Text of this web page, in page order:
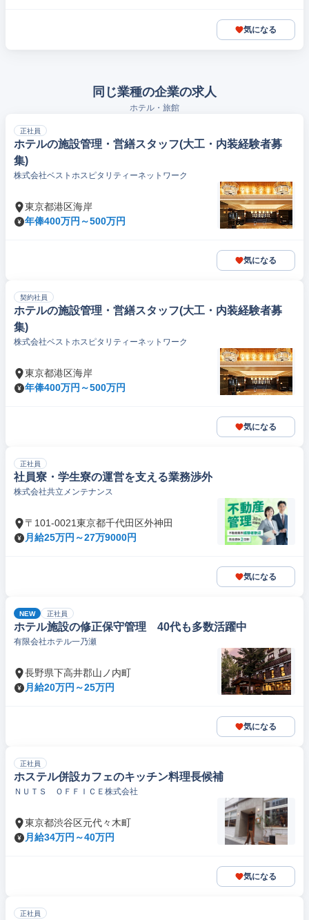
気になる
同じ業種の企業の求人
ホテル・旅館
正社員
ホテルの施設管理・営繕スタッフ(大工・内装経験者募
集)
株式会社ベストホスピタリティーネットワーク
東京都港区海岸
年俸400万円～500万円
気になる
契約社員
ホテルの施設管理・営繕スタッフ(大工・内装経験者募
集)
株式会社ベストホスピタリティーネットワーク
東京都港区海岸
年俸400万円～500万円
気になる
正社員
社員寮・学生寮の運営を支える業務渉外
株式会社共立メンテナンス
〒101-0021東京都千代田区外神田
月給25万円～27万9000円
気になる
NEW 正社員
ホテル施設の修正保守管理 40代も多数活躍中
有限会社ホテル一乃瀬
長野県下高井郡山ノ内町
月給20万円～25万円
気になる
正社員
ホステル併設カフェのキッチン料理長候補
ＮＵＴＳ ＯＦＦＩＣＥ株式会社
東京都渋谷区元代々木町
月給34万円～40万円
気になる
正社員